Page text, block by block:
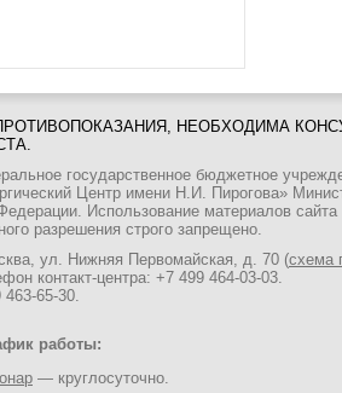
НЕОБХОДИМА
государственное бюджетное
Центр имени Н.И. Пирогова»
Использование материалов
разрешения строго запрещено.
ул. Нижняя Первомайская, д. 70 (схема
контакт-центра: +7 499 464-03-03.
65-30.
работы:
— круглосуточно.